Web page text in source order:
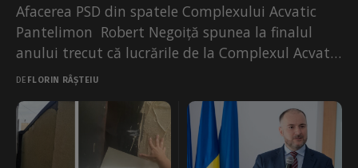
Afacerea PSD din spatele Complexului Acvatic
Pantelimon Robert Negoiță spunea la finalul
anului trecut că lucrările de la Complexul Acvatic
Pantelimon s-au împotmolit. Primarul Sectorului
DE FLORIN RÂȘTEIU